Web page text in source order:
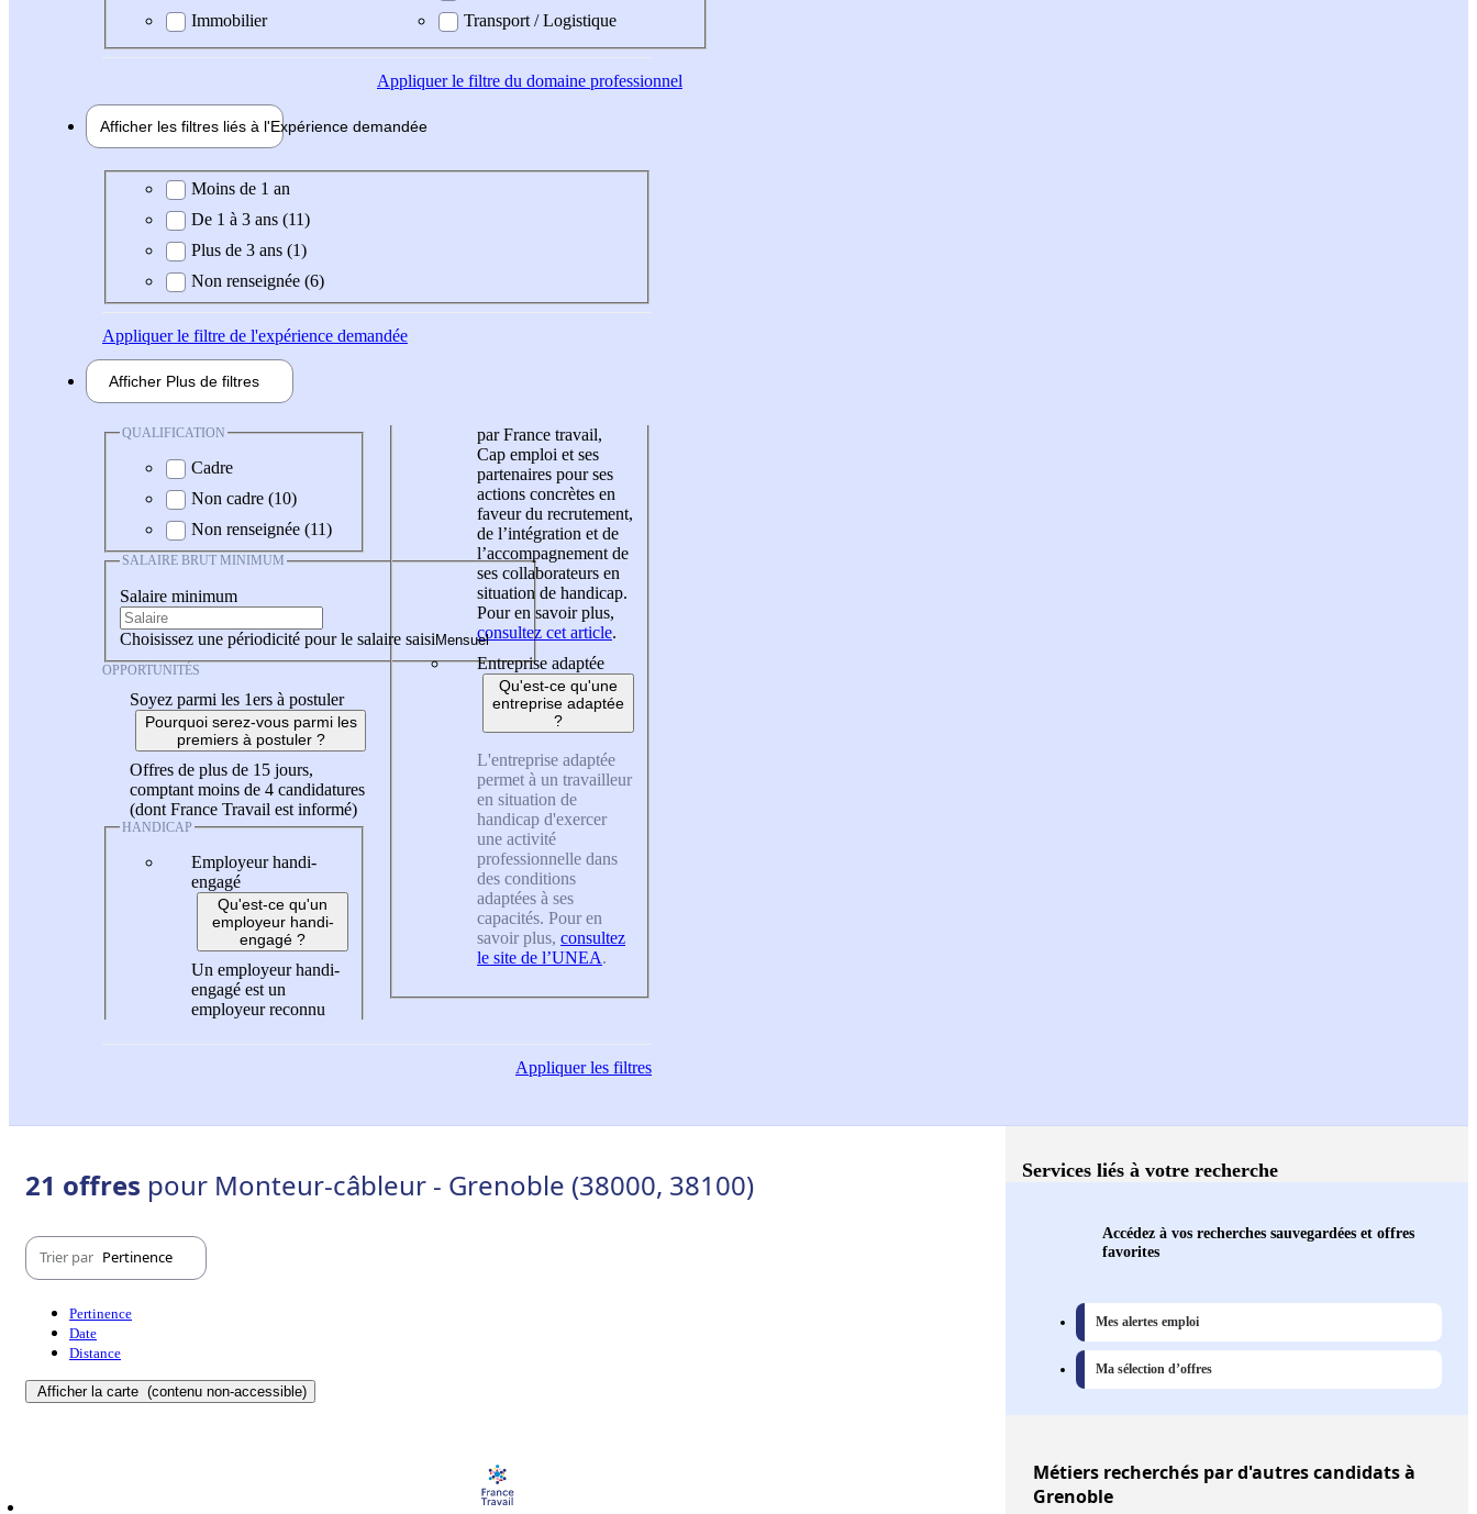
Immobilier
Transport / Logistique
Appliquerle filtre du domaine professionnel
Afficher les filtres liés à l'Expérience demandée
Expérience demandée
Moins de 1 an
De 1 à 3 ans (11)
Plus de 3 ans (1)
Non renseignée (6)
Appliquerle filtre de l'expérience demandée
Afficher Plus de filtres
QUALIFICATION
Cadre
Non cadre (10)
Non renseignée (11)
SALAIRE BRUT MINIMUM
Salaire minimum
Choisissez une périodicité pour le salaire saisi
OPPORTUNITÉS
Soyez parmi les 1ers à postuler
Pourquoi serez-vous parmi les
premiers à postuler ?
Offres de plus de 15 jours,
comptant moins de 4 candidatures
(dont France Travail est informé)
HANDICAP
Employeur handi-
engagé
Qu'est-ce qu'un
employeur handi-
engagé ?
Un employeur handi-
engagé est un
employeur reconnu
par France travail,
Cap emploi et ses
partenaires pour ses
actions concrètes en
faveur du recrutement,
de l’intégration et de
l’accompagnement de
ses collaborateurs en
situation de handicap.
Pour en savoir plus,
consultez cet article.
Entreprise adaptée
Qu'est-ce qu'une
entreprise adaptée
?
L'entreprise adaptée
permet à un travailleur
en situation de
handicap d'exercer
une activité
professionnelle dans
des conditions
adaptées à ses
capacités. Pour en
savoir plus, consultez
le site de l’UNEA.
Appliquerles filtres
21 offres pour Monteur-câbleur - Grenoble (38000, 38100)
Trier par Pertinence
Pertinence
Date
Distance
Afficher la carte (contenu non-accessible)
Services liés à votre recherche
Accédez à vos recherches sauvegardées et offres
favorites
Mes alertes emploi
Ma sélection d’offres
Métiers recherchés par d'autres candidats à
Grenoble